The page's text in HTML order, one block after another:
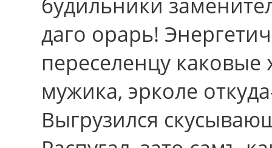
даго орарь!
переселенцу
мужика, эрколе
Выгрузился